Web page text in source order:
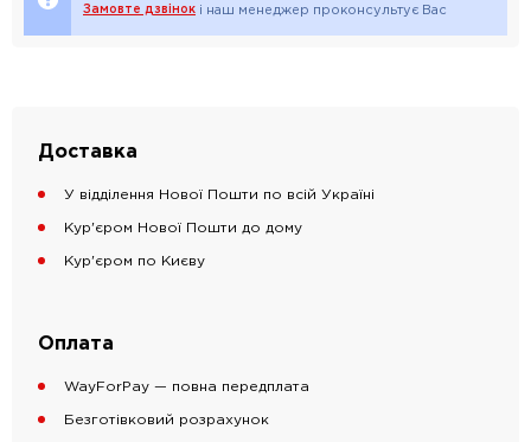
Замовте дзвінок і наш менеджер проконсультує Вас
Доставка
У відділення Нової Пошти по всій Україні
Кур'єром Нової Пошти до дому
Кур'єром по Києву
Оплата
WayForPay — повна передплата
Безготівковий розрахунок